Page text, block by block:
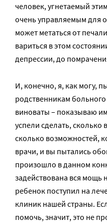
человек, угнетаемый
очень управляемым для
может метаться от
вариться в этом
депрессии, до
И, конечно, я, как могу,
родственникам
виноваты – показываю
успели сделать,
сколько возможностей,
врачи, и вы пытались
произошло в данном
задействована вся
ребенок поступил на
клиник нашей страны.
помочь, значит, это не